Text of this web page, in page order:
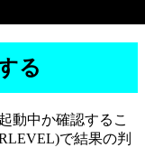
る
動中か確認するこ
で結果の判